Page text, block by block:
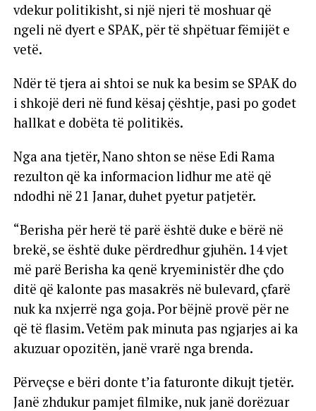
vdekur politikisht, si një njeri të moshuar që
ngeli në dyert e SPAK, për të shpëtuar fëmijët e
vetë.
Ndër të tjera ai shtoi se nuk ka besim se SPAK do
i shkojë deri në fund kësaj çështje, pasi po godet
hallkat e dobëta të politikës.
Nga ana tjetër, Nano shton se nëse Edi Rama
rezulton që ka informacion lidhur me atë që
ndodhi në 21 Janar, duhet pyetur patjetër.
“Berisha për herë të parë është duke e bërë në
brekë, se është duke përdredhur gjuhën. 14 vjet
më parë Berisha ka qenë kryeministër dhe çdo
ditë që kalonte pas masakrës në bulevard, çfarë
nuk ka nxjerrë nga goja. Por bëjnë provë për ne
që të flasim. Vetëm pak minuta pas ngjarjes ai ka
akuzuar opozitën, janë vrarë nga brenda.
Përveçse e bëri donte t’ia faturonte dikujt tjetër.
Janë zhdukur pamjet filmike, nuk janë dorëzuar